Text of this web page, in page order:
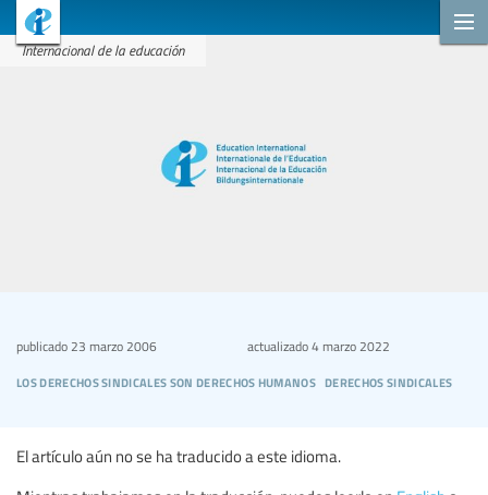
Internacional de la educación
los derechos sindicales son derechos humanos derechos sindicales
publicado 23 marzo 2006 actualizado4 marzo 2022
El artículo aún no se ha traducido a este idioma.